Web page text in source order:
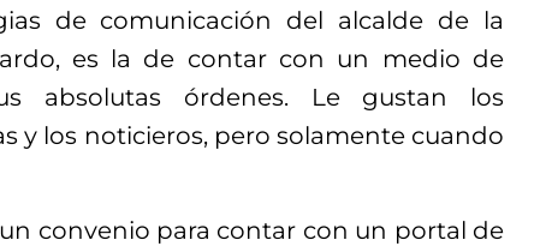
de comunicación del alcalde de la
es la de contar con un medio de
absolutas órdenes. Le gustan los
y los noticieros, pero solamente cuando
convenio para contar con un portal de